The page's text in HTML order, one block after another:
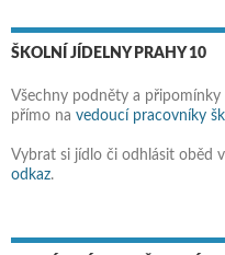
ŠKOLNÍ JÍDELNY PRAHY 10
Všechny podněty a
přímo na vedoucí pracovníky
Vybrat si jídlo či odhlásit oběd
odkaz.